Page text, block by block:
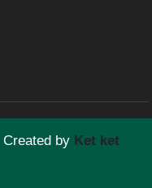
Created by Ket ket